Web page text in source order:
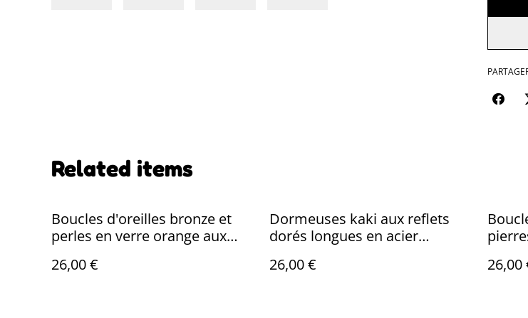
Related items
Boucles d'oreilles bronze et
perles en verre orange aux
unique
26,00 €
Dormeuses kaki aux reflets
dorés longues en acier
pièce unique
26,00 € 26,00